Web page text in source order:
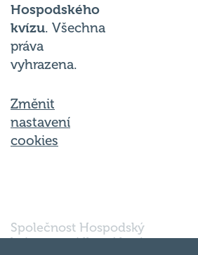
Hospodského
kvízu. Všechna
práva
vyhrazena.
Změnit
nastavení
cookies
Společnost Hospodský
kvíz s.r.o., sídlem Nové